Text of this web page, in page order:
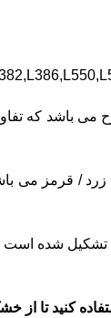
می باشد که
تشکیل شده
کنید تا